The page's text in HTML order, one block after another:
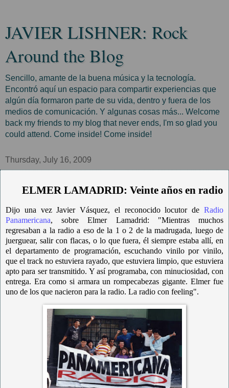
JAVIER LISHNER: Rock
Around the Blog
Sencillo, amante de la buena música y la tecnología.
Encontró aquí un espacio para compartir experiencias que
algún día formaron parte de su vida, dentro y fuera de los
medios de comunicación. Y algunas cosas más... Welcome
back my friends to my blog that never ends, I'm so glad you
could attend. Come inside! Come inside!
Thursday, July 16, 2009
ELMER LAMADRID: Veinte años en radio
Dijo una vez Javier Vásquez, el reconocido locutor de Radio
Panamericana, sobre Elmer Lamadrid: "Mientras muchos
regresaban a la radio a eso de la 1 o 2 de la madrugada, luego de
juerguear, salir con flacas, o lo que fuera, él siempre estaba allí, en
el departamento de programación, escuchando vinilo por vinilo,
que el track no estuviera rayado, que estuviera limpio, que estuviera
apto para ser transmitido. Y así programaba, con minuciosidad, con
entrega. Era como si armara un rompecabezas gigante. Elmer fue
uno de los que nacieron para la radio. La radio con feeling".